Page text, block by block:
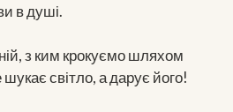
в душі.
з ким крокуємо шляхом
світло, а дарує його!